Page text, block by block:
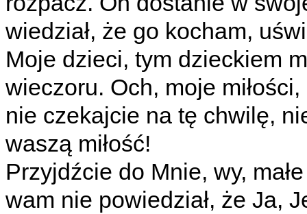
wiedział, że go kocham,
Moje dzieci, tym dzieckiem
wieczoru. Och, moje
nie czekajcie na tę chwilę,
waszą miłość!
Przyjdźcie do Mnie, wy,
wam nie powiedział, że Ja,